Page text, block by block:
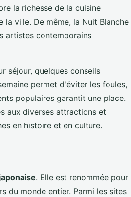
la richesse de la cuisine
la ville. De même, la Nuit Blanche
artistes contemporains
séjour, quelques conseils
permet d'éviter les foules,
populaires garantit une place.
aux diverses attractions et
en histoire et en culture.
. Elle est renommée pour
du monde entier. Parmi les sites